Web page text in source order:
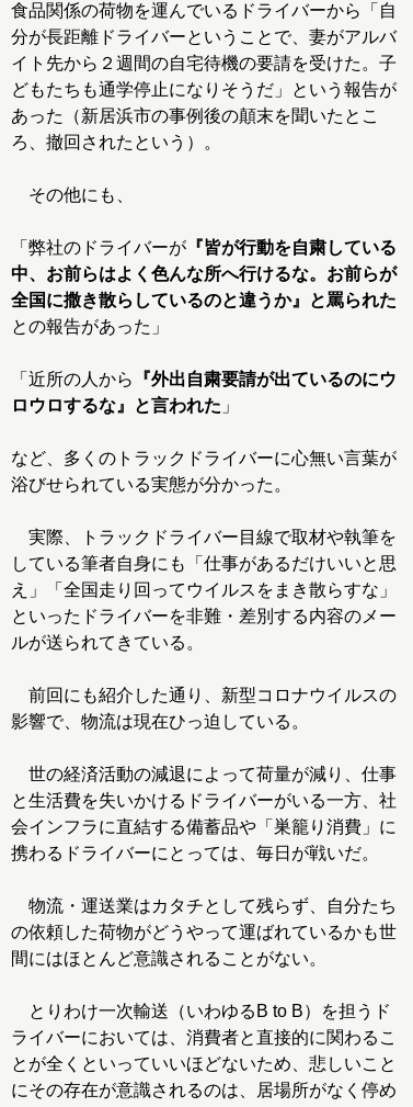
食品関係の荷物を運んでいるドライバーから「自
分が長距離ドライバーということで、妻がアルバ
イト先から２週間の自宅待機の要請を受けた。子
どもたちも通学停止になりそうだ」という報告が
あった（新居浜市の事例後の顛末を聞いたとこ
ろ、撤回されたという）。
その他にも、
「弊社のドライバーが 『皆が行動を自粛している
中、お前らはよく色んな所へ行けるな。お前らが
全国に撒き散らしているのと違うか』と罵られた
との報告があった」
「近所の人から
『外出自粛要請が出ているのにウ
ロウロするな』と言われた 」
など、多くのトラックドライバーに心無い言葉が
浴びせられている実態が分かった。
実際、トラックドライバー目線で取材や執筆を
している筆者自身にも「仕事があるだけいいと思
え」「全国走り回ってウイルスをまき散らすな」
といったドライバーを非難・差別する内容のメー
ルが送られてきている。
前回にも紹介した通り、新型コロナウイルスの
影響で、物流は現在ひっ迫している。
世の経済活動の減退によって荷量が減り、仕事
と生活費を失いかけるドライバーがいる一方、社
会インフラに直結する備蓄品や「巣籠り消費」に
携わるドライバーにとっては、毎日が戦いだ。
物流・運送業はカタチとして残らず、自分たち
の依頼した荷物がどうやって運ばれているかも世
間にはほとんど意識されることがない。
とりわけ一次輸送（いわゆるB to B）を担うド
ライバーにおいては、消費者と直接的に関わるこ
とが全くといっていいほどないため、悲しいこと
にその存在が意識されるのは、居場所がなく停め